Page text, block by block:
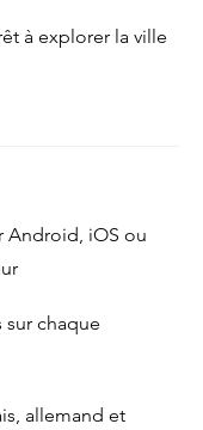
à explorer la ville
Android, iOS ou
chaque
allemand et